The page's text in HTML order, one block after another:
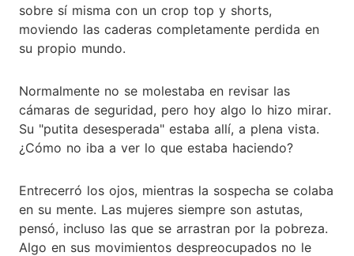
sobre sí misma con un crop top y shorts,
moviendo las caderas completamente perdida en
su propio mundo.
Normalmente no se molestaba en revisar las
cámaras de seguridad, pero hoy algo lo hizo mirar.
Su "putita desesperada" estaba allí, a plena vista.
¿Cómo no iba a ver lo que estaba haciendo?
Entrecerró los ojos, mientras la sospecha se colaba
en su mente. Las mujeres siempre son astutas,
pensó, incluso las que se arrastran por la pobreza.
Algo en sus movimientos despreocupados no le